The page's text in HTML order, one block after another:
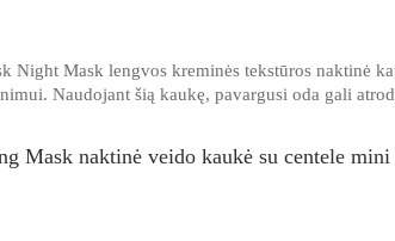
Night Mask lengvos kreminės tekstūros naktinė
Naudojant šią kaukę, pavargusi oda gali
Mask naktinė veido kaukė su centele mini